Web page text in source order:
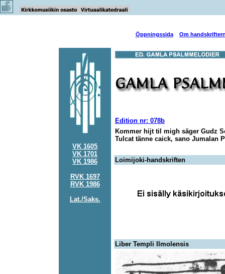
Öppningssida Om
VK 1605
VK 1701
VK 1986
RVK 1697
RVK 1986
Lat./Saks.
Edition nr: 078b
Kommer hijt til migh säger Gudz
Tulcat tänne caick, sano Jumalan
Loimijoki-handskriften
Liber Templi Ilmolensis